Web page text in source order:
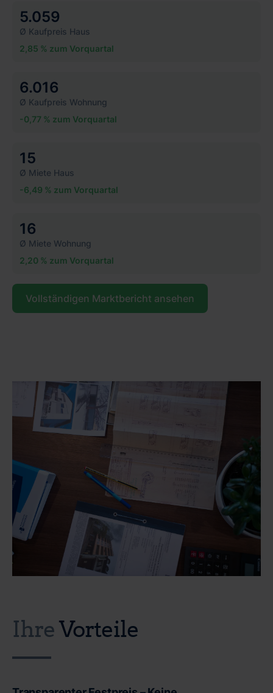
5.059
Ø Kaufpreis Haus
2,85 % zum Vorquartal
6.016
Ø Kaufpreis Wohnung
-0,77 % zum Vorquartal
15
Ø Miete Haus
-6,49 % zum Vorquartal
16
Ø Miete Wohnung
2,20 % zum Vorquartal
Vollständigen Marktbericht ansehen
IhreVorteile